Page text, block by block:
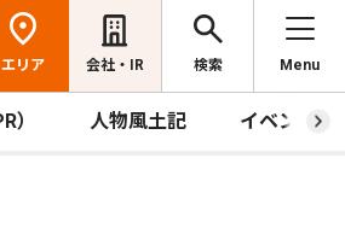
エリア 会社・IR 検索 Menu
） 人物風土記 イベント